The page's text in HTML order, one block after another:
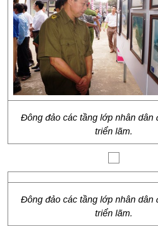
Đông đảo các tầng lớp nhân dân
triển lãm.
Đông đảo các tầng lớp nhân dân
triển lãm.